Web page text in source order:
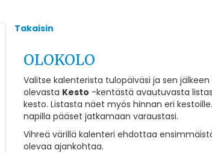
Takaisin
OLOKOLO
Valitse kalenterista tulopäiväsi ja sen
olevasta Kesto -kentästä avautuvasta
kesto. Listasta näet myös hinnan eri kestoille.
napilla pääset jatkamaan varaustasi.
Vihreä värillä kalenteri ehdottaa
olevaa ajankohtaa.